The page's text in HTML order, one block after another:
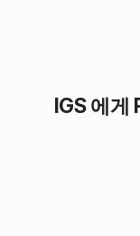
IGS 에게